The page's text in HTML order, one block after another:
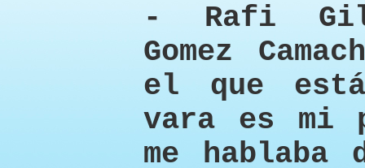
- Rafi Gil
Gomez
el que
vara es mi
me hablaba